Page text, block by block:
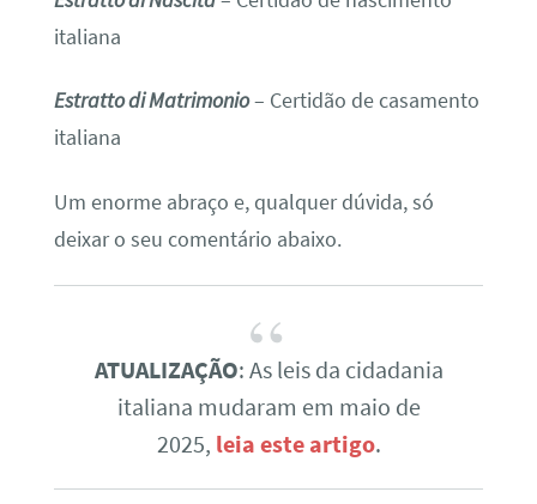
italiana
Estratto di Matrimonio– Certidão de casamento
italiana
Um enorme abraço e, qualquer dúvida, só
deixar o seu comentário abaixo.
ATUALIZAÇÃO: As leis da cidadania
italiana mudaram em maio de
2025, leia este artigo.